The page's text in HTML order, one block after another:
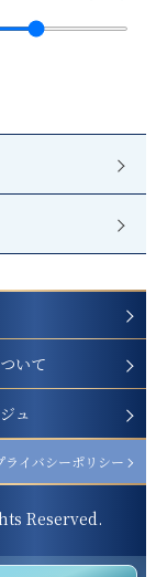
いて
ュ
ライバシーポリシー
Reserved.